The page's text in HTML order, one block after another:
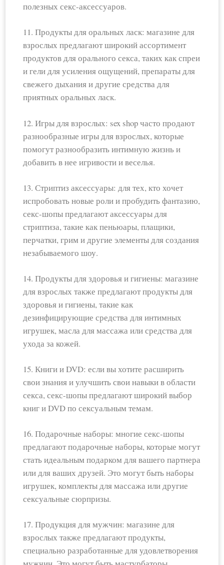
полезных секс-аксессуаров.
11. Продукты для оральных ласк: магазине для
взрослых предлагают широкий ассортимент
продуктов для орального секса, таких как спреи
и гели для усиления ощущений, препараты для
свежего дыхания и другие средства для
приятных оральных ласк.
12. Игры для взрослых: sex shop часто продают
разнообразные игры для взрослых, которые
помогут разнообразить интимную жизнь и
добавить в нее игривости и веселья.
13. Стриптиз аксессуары: для тех, кто хочет
испробовать новые роли и пробудить фантазию,
секс-шопы предлагают аксессуары для
стриптиза, такие как пеньюары, плащики,
перчатки, грим и другие элементы для создания
незабываемого шоу.
14. Продукты для здоровья и гигиены: магазине
для взрослых также предлагают продукты для
здоровья и гигиены, такие как
дезинфицирующие средства для интимных
игрушек, масла для массажа или средства для
ухода за кожей.
15. Книги и DVD: если вы хотите расширить
свои знания и улучшить свои навыки в области
секса, секс-шопы предлагают широкий выбор
книг и DVD по сексуальным темам.
16. Подарочные наборы: многие секс-шопы
предлагают подарочные наборы, которые могут
стать идеальным подарком для вашего партнера
или для ваших друзей. Это могут быть наборы
игрушек, комплекты для массажа или другие
сексуальные сюрпризы.
17. Продукция для мужчин: магазине для
взрослых также предлагают продукты,
специально разработанные для удовлетворения